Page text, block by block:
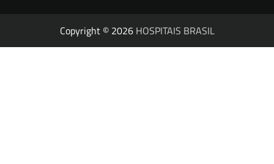
Copyright © 2026 HOSPITAIS BRASIL